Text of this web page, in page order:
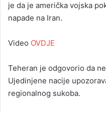
je da je američka vojska
napade na Iran.
Video OVDJE
Teheran je odgovorio da
Ujedinjene nacije
regionalnog sukoba.